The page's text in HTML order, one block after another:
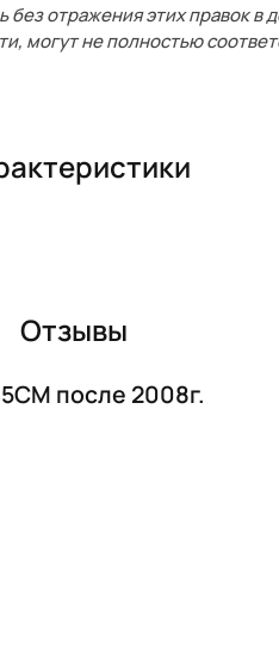
отражения этих правок в
могут не полностью
Отзывы
после 2008г.